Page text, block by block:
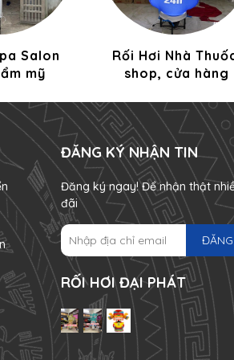
Salon
mỹ
Rối Hơi Nhà
shop, cửa hàng
ĐĂNG KÝ NHẬN TIN
Đăng ký ngay! Để nhận thật
đãi
RỐI HƠI ĐẠI PHÁT